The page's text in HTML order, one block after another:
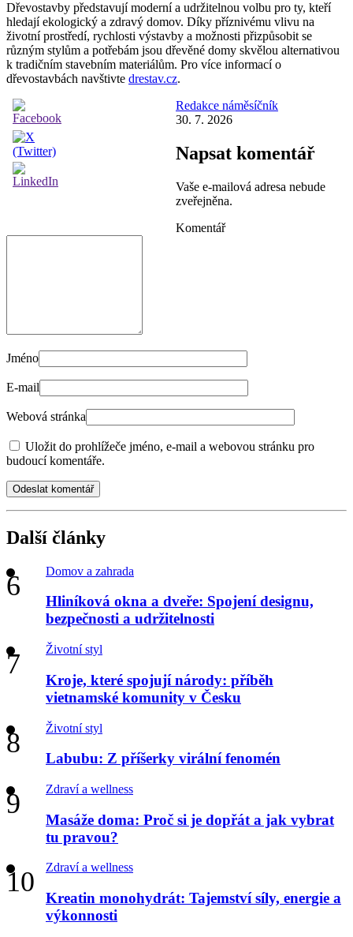
Dřevostavby představují moderní a udržitelnou volbu pro ty, kteří
hledají ekologický a zdravý domov. Díky příznivému vlivu na
životní prostředí, rychlosti výstavby a možnosti přizpůsobit se
různým stylům a potřebám jsou dřevěné domy skvělou alternativou
k tradičním stavebním materiálům. Pro více informací o
dřevostavbách navštivte drestav.cz.
Redakce náměsíčník
30. 7. 2026
Napsat komentář
Vaše e-mailová adresa nebude
zveřejněna.
Komentář
Jméno
E-mail
Webová stránka
Uložit do prohlížeče jméno, e-mail a webovou stránku pro
budoucí komentáře.
Odeslat komentář
Další články
Domov a zahrada
Hliníková okna a dveře: Spojení designu,
bezpečnosti a udržitelnosti
Životní styl
Kroje, které spojují národy: příběh
vietnamské komunity v Česku
Životní styl
Labubu: Z příšerky virální fenomén
Zdraví a wellness
Masáže doma: Proč si je dopřát a jak vybrat
tu pravou?
Zdraví a wellness
Kreatin monohydrát: Tajemství síly, energie a
výkonnosti